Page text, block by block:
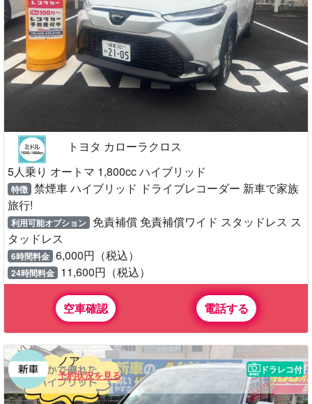
トヨタ カローラクロス
5人乗り オートマ 1,800cc ハイブリッド
特徴 禁煙車 ハイブリッド ドライブレコーダー 新車で家族
旅行!
利用可能オプション 免責補償 免責補償ワイド スタッドレス ス
タッドレス
6時間料金 6,000円（税込）
24時間料金 11,600円（税込）
空車確認 電話する
ノア
予約状況を見る
ドラレコ付